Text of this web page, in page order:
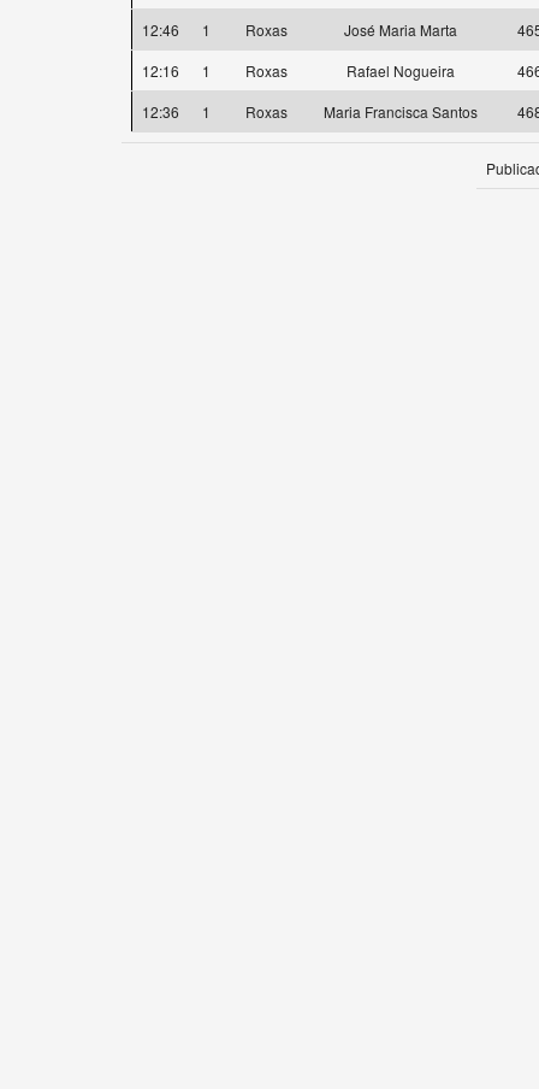
12:46
1 Roxas José Maria Marta
12:16
1 Roxas Rafael Nogueira
12:36
1 Roxas Maria Francisca Santos